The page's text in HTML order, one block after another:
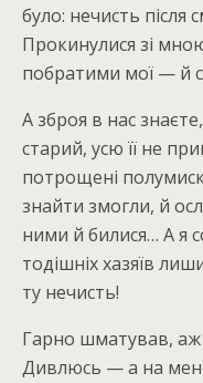
було: нечисть після
Прокинулися зі
побратими мої — й
А зброя в нас
старий, усю її не
потрощені
знайти змогли, й
ними й билися… А я
тодішніх хазяїв
ту нечисть!
Гарно шматував,
Дивлюсь — а на